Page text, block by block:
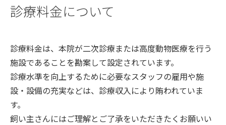
お知らせ
犬の献血制度とドナー登録のお願い
関連リンク
このサイトについて
サイトマップ
岐阜大学
岐阜大学応用生物科学部
診療料金について
診療料金は、本院が二次診療または高度動物医療を行う
施設であることを勘案して設定されています。
診療水準を向上するために必要なスタッフの雇用や施
設・設備の充実などは、診療収入により賄われていま
す。
飼い主さんにはご理解とご了承をいただきたくお願いい